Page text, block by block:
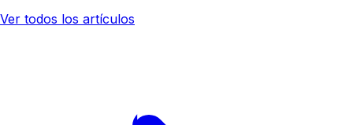
Ver todos los artículos